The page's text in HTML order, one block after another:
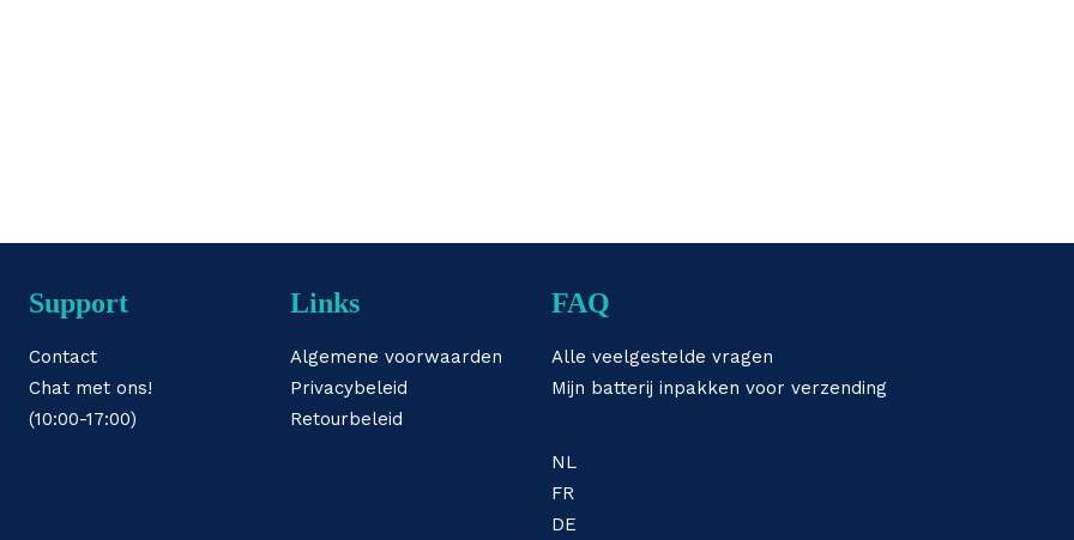
Support
Contact
Chat met ons!
(10:00-17:00)
Links
Algemene voorwaarden
Privacybeleid
Retourbeleid
FAQ
Alle veelgestelde vragen
Mijn batterij inpakken voor verzending
NL
FR
DE